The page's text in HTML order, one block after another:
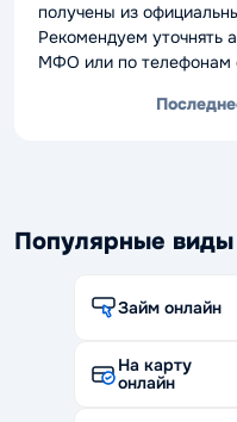
получены из
Рекомендуем уточнять
МФО или по телефонам
Популярные
Займ онлайн
На карту
онлайн